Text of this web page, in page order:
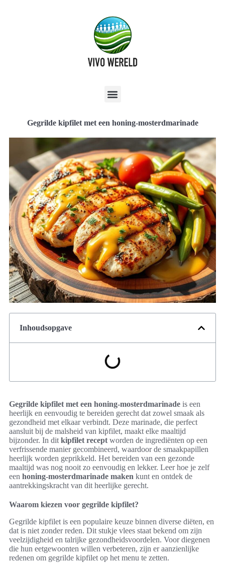
Gegrilde kipfilet met een honing-mosterdmarinade
Inhoudsopgave
Gegrilde kipfilet met een honing-mosterdmarinade is een
heerlijk en eenvoudig te bereiden gerecht dat zowel smaak als
gezondheid met elkaar verbindt. Deze marinade, die perfect
aansluit bij de malsheid van kipfilet, maakt elke maaltijd
bijzonder. In dit kipfilet recept worden de ingrediënten op een
verfrissende manier gecombineerd, waardoor de smaakpapillen
heerlijk worden geprikkeld. Het bereiden van een gezonde
maaltijd was nog nooit zo eenvoudig en lekker. Leer hoe je zelf
een honing-mosterdmarinade maken kunt en ontdek de
aantrekkingskracht van dit heerlijke gerecht.
Waarom kiezen voor gegrilde kipfilet?
Gegrilde kipfilet is een populaire keuze binnen diverse diëten, en
dat is niet zonder reden. Dit stukje vlees staat bekend om zijn
veelzijdigheid en talrijke gezondheidsvoordelen. Voor diegenen
die hun eetgewoonten willen verbeteren, zijn er aanzienlijke
redenen om gegrilde kipfilet op het menu te zetten.